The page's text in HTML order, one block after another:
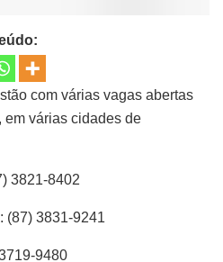
com várias vagas abertas
em várias cidades de
3821-8402
(87) 3831-9241
9480